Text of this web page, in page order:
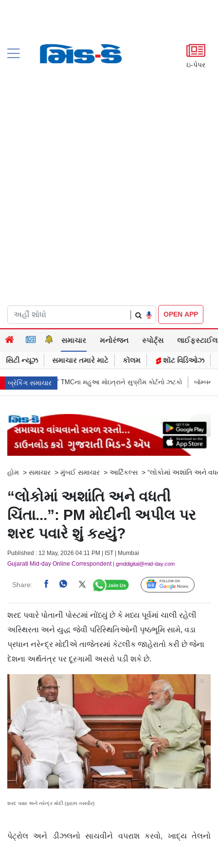
ઇ-પેપર
OPEN APP
સમાચાર મનોરંજન સ્પોર્ટ્સ લાઈફસ્ટાઈલ
સિટી ન્યૂઝ સમાચાર તમારે માટે કૉલમ શૉટ વિડિઓઝ
બ્રેકિંગ સમાચાર
સુપ્રીમ કોર્ટનો ઝટકો બૉમ્બની ધમકી બાદ મુંબઈમાં હાઈ ઍલર્ટ:
હોમ > સમાચાર > મુંબઈ સમાચાર > આર્ટિકલ્સ > “લોકોમાં અશાંતિ અને
“લોકોમાં અશાંતિ અને વધતી
ચિંતા...”: PM મોદીની અપીલ પર
શરદ પવારે શું કહ્યું?
Published : 12 May, 2026 04:11 PM | IST | Mumbai
Gujarati Mid-day Online Correspondent| gmddigital@mid-day.com
Share: Follow Us
શરદ પવારે પોતાની પોસ્ટમાં નોંધ્યું છે કે મધ્ય પૂર્વમાં ચાલી રહેલી
અસ્થિરતા અને યુદ્ધ જેવી પરિસ્થિતિઓની પૃષ્ઠભૂમિ સામે, વડા
પ્રધાન નરેન્દ્ર મોદીએ તાજેતરમાં કેટલીક જાહેરાતો કરી છે જેના
દેશના અર્થતંત્ર પર દૂરગામી અસરો પડી શકે છે.
શરદ પવાર અને નરેન્દ્ર મોદી (ફાઇલ તસવીર)
પેટ્રોલ અને ડીઝલનો સાચવીને વપરાશ કરવો, ખાદ્ય તેલનો